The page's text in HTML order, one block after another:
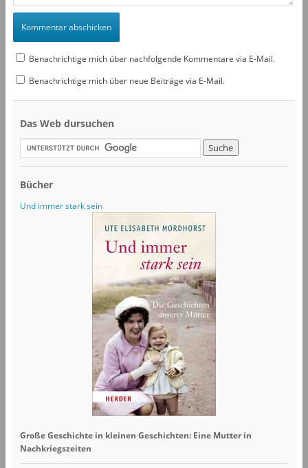
Benachrichtige mich über nachfolgende Kommentare via E-Mail.
Benachrichtige mich über neue Beiträge via E-Mail.
Das Web dursuchen
Bücher
Und immer stark sein
Große Geschichte in kleinen Geschichten: Eine Mutter in
Nachkriegszeiten